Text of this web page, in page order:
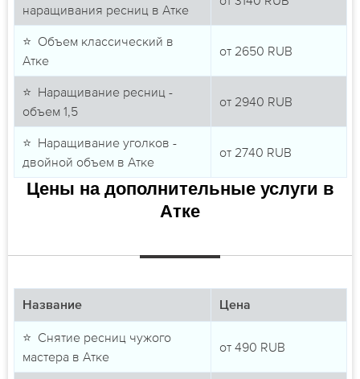
наращивания ресниц в Атке
⭐ Объем классический в
Атке
от 2650 RUB
⭐ Наращивание ресниц -
объем 1,5
от 2940 RUB
⭐ Наращивание уголков -
двойной объем в Атке
от 2740 RUB
Цены на дополнительные услуги в
Атке
Название Цена
⭐ Снятие ресниц чужого
мастера в Атке
от 490 RUB